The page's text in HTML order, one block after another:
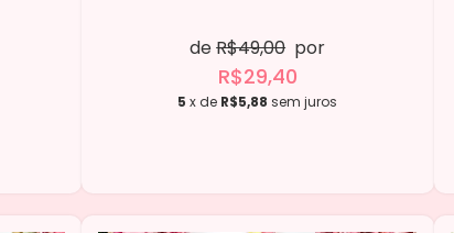
deR$49,00 por
R$29,40
5 x de R$5,88 sem juros